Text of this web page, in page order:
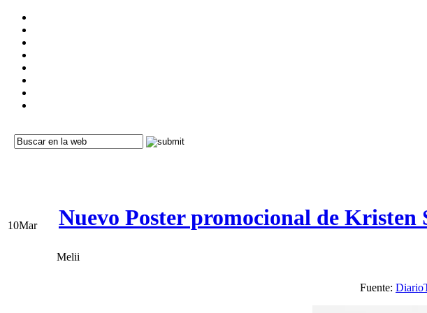
10Mar Nuevo Poster promocional de
Melii
Fuente: